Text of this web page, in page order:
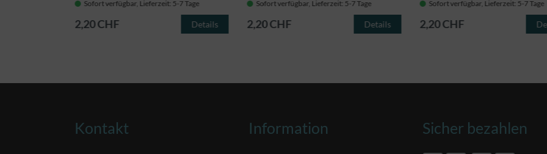
Sofort verfügbar, Lieferzeit: 5-7 Tage
2,20 CHF Details
Sofort verfügbar, Lieferzeit: 5-7 Tage
2,20 CHF Details
Sofort verfügbar, Lieferzeit: 5-7 Tage
2,20 CHF
Kontakt Information Sicher bezahlen